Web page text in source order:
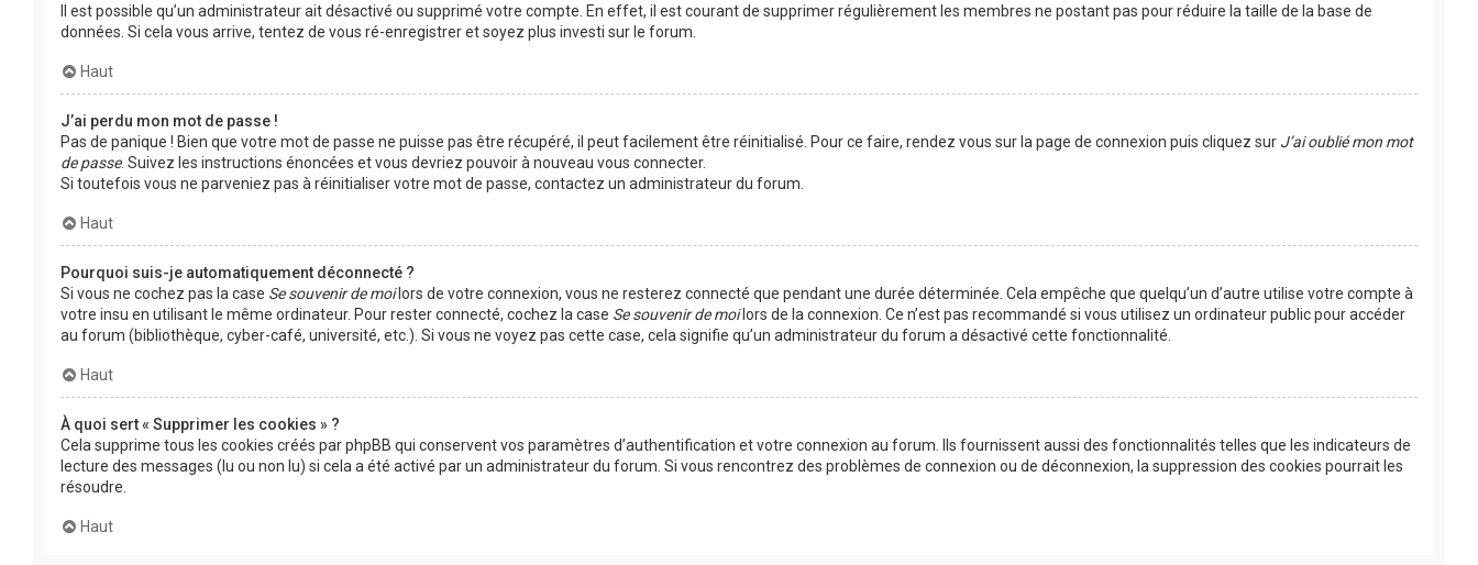
Il est possible qu’un administrateur ait désactivé ou supprimé votre compte. En effet, il est courant de supprimer régulièrement les membres ne postant pas pour réduire la taille de la base de
données. Si cela vous arrive, tentez de vous ré-enregistrer et soyez plus investi sur le forum.
Haut
J’ai perdu mon mot de passe !
Pas de panique ! Bien que votre mot de passe ne puisse pas être récupéré, il peut facilement être réinitialisé. Pour ce faire, rendez vous sur la page de connexion puis cliquez sur J’ai oublié mon mot
de passe. Suivez les instructions énoncées et vous devriez pouvoir à nouveau vous connecter.
Si toutefois vous ne parveniez pas à réinitialiser votre mot de passe, contactez un administrateur du forum.
Haut
Pourquoi suis-je automatiquement déconnecté ?
Si vous ne cochez pas la case Se souvenir de moilors de votre connexion, vous ne resterez connecté que pendant une durée déterminée. Cela empêche que quelqu’un d’autre utilise votre compte à
votre insu en utilisant le même ordinateur. Pour rester connecté, cochez la case Se souvenir de moilors de la connexion. Ce n’est pas recommandé si vous utilisez un ordinateur public pour accéder
au forum (bibliothèque, cyber-café, université, etc.). Si vous ne voyez pas cette case, cela signifie qu’un administrateur du forum a désactivé cette fonctionnalité.
Haut
À quoi sert « Supprimer les cookies » ?
Cela supprime tous les cookies créés par phpBB qui conservent vos paramètres d’authentification et votre connexion au forum. Ils fournissent aussi des fonctionnalités telles que les indicateurs de
lecture des messages (lu ou non lu) si cela a été activé par un administrateur du forum. Si vous rencontrez des problèmes de connexion ou de déconnexion, la suppression des cookies pourrait les
résoudre.
Haut